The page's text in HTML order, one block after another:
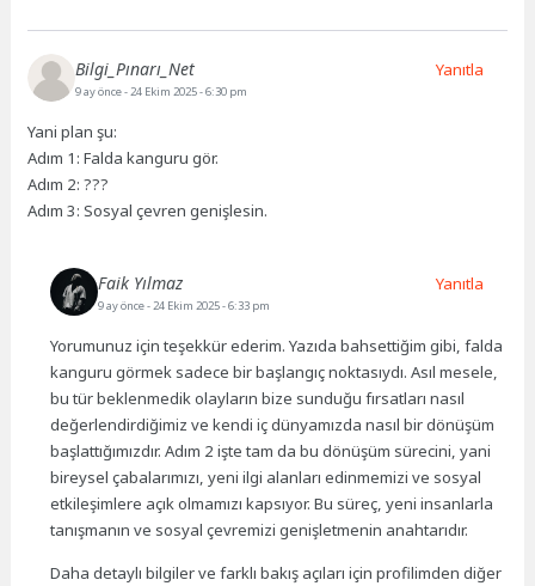
Bilgi_Pınarı_Net
9 ay önce- 24 Ekim 2025 - 6:30 pm
Yani plan şu:
Adım 1: Falda kanguru gör.
Adım 2: ???
Adım 3: Sosyal çevren genişlesin.
Yanıtla
Faik Yılmaz
9 ay önce- 24 Ekim 2025 - 6:33 pm
Yorumunuz için teşekkür ederim. Yazıda bahsettiğim gibi, falda
kanguru görmek sadece bir başlangıç noktasıydı. Asıl mesele,
bu tür beklenmedik olayların bize sunduğu fırsatları nasıl
değerlendirdiğimiz ve kendi iç dünyamızda nasıl bir dönüşüm
başlattığımızdır. Adım 2 işte tam da bu dönüşüm sürecini, yani
bireysel çabalarımızı, yeni ilgi alanları edinmemizi ve sosyal
etkileşimlere açık olmamızı kapsıyor. Bu süreç, yeni insanlarla
tanışmanın ve sosyal çevremizi genişletmenin anahtarıdır.
Daha detaylı bilgiler ve farklı bakış açıları için profilimden diğer
Yanıtla